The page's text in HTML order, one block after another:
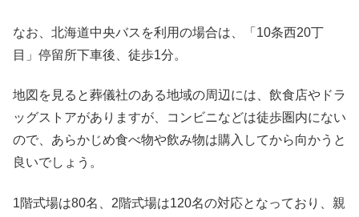
なお、北海道中央バスを利用の場合は、「10条西20丁
目」停留所下車後、徒歩1分。
地図を見ると葬儀社のある地域の周辺には、飲食店やドラ
ッグストアがありますが、コンビニなどは徒歩圏内にない
ので、あらかじめ食べ物や飲み物は購入してから向かうと
良いでしょう。
1階式場は80名、2階式場は120名の対応となっており、親